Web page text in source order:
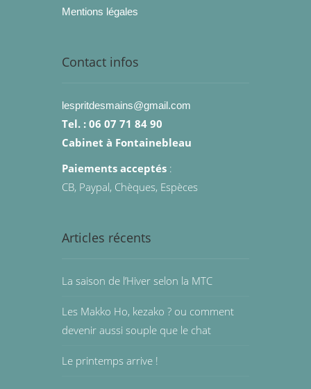
Mentions légales
Contact infos
lespritdesmains@gmail.com
Tel. : 06 07 71 84 90
Cabinet à Fontainebleau
Paiements acceptés :
CB, Paypal, Chèques, Espèces
Articles récents
La saison de l’Hiver selon la MTC
Les Makko Ho, kezako ? ou comment
devenir aussi souple que le chat
Le printemps arrive !